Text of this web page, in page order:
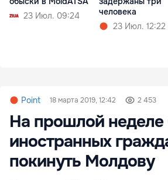
23 Июл. 09:24
человека
23 Июл. 12:22
Point 18 марта 2019, 12:42 2 453
На прошлой неделе
иностранных
покинуть Молдову